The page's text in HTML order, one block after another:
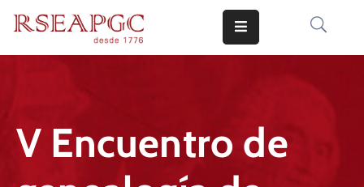
COMUNICADOS
CONOCERNOS
V Encuentro de